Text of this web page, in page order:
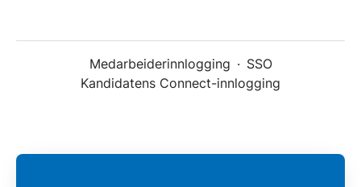
Medarbeiderinnlogging · SSO
Kandidatens Connect-innlogging